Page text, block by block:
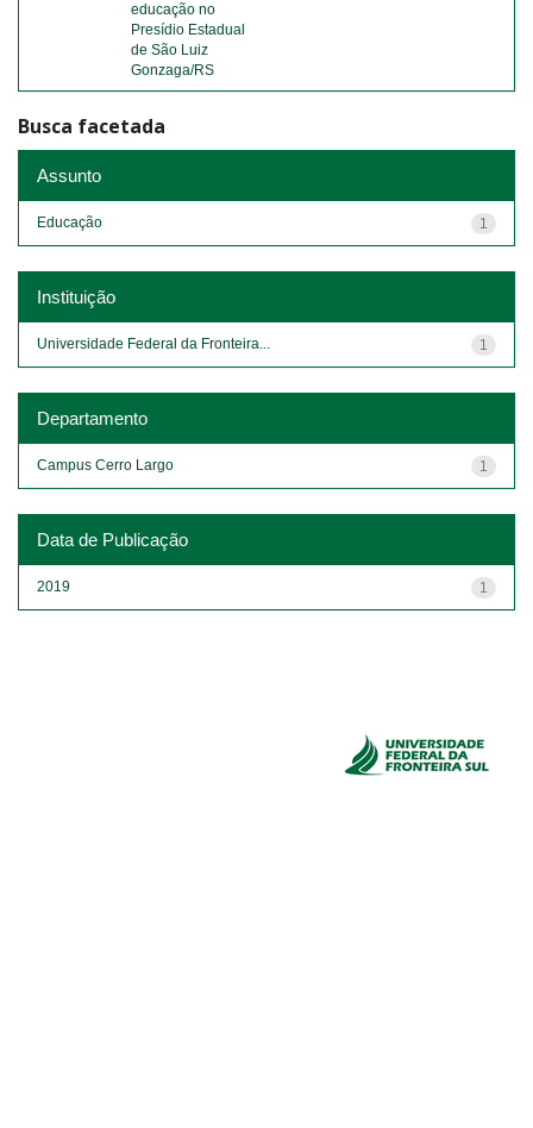
educação no
Presídio Estadual
de São Luiz
Gonzaga/RS
Busca facetada
Assunto
1
Educação
Instituição
1
Universidade Federal da Fronteira...
Departamento
1
Campus Cerro Largo
Data de Publicação
1
2019